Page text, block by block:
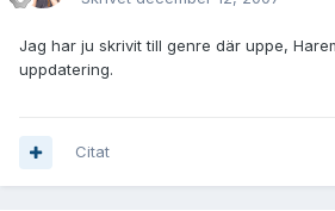
Jag har ju skrivit till genre där uppe,
uppdatering.
Citat